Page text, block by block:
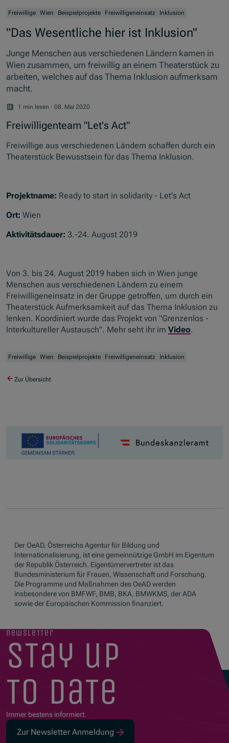
Freiwillige Wien Beispielprojekte Freiwilligeneinsatz Inklusion
"Das Wesentliche hier ist Inklusion"
Junge Menschen aus verschiedenen Ländern kamen in
Wien zusammen, um freiwillig an einem Theaterstück zu
arbeiten, welches auf das Thema Inklusion aufmerksam
macht.
1 min lesen · 08. Mai 2020
Freiwilligenteam "Let's Act"
Freiwillige aus verschiedenen Ländern schaffen durch ein
Theaterstück Bewusstsein für das Thema Inklusion.
Projektname: Ready to start in solidarity - Let's Act
Ort: Wien
Aktivitätsdauer: 3.-24. August 2019
Von 3. bis 24. August 2019 haben sich in Wien junge
Menschen aus verschiedenen Ländern zu einem
Freiwilligeneinsatz in der Gruppe getroffen, um durch ein
Theaterstück Aufmerksamkeit auf das Thema Inklusion zu
lenken. Koordiniert wurde das Projekt von "Grenzenlos -
Interkultureller Austausch". Mehr seht ihr imVideo.
Freiwillige Wien Beispielprojekte Freiwilligeneinsatz Inklusion
Zur Übersicht
Der OeAD, Österreichs Agentur für Bildung und
Internationalisierung, ist eine gemeinnützige GmbH im Eigentum
der Republik Österreich. Eigentümervertreter ist das
Bundesministerium für Frauen, Wissenschaft und Forschung.
Die Programme und Maßnahmen des OeAD werden
insbesondere von BMFWF, BMB, BKA, BMWKMS, der ADA
sowie der Europäischen Kommission finanziert.
newsletter
stay up
to date
Immer bestens informiert.
Zur Newsletter Anmeldung